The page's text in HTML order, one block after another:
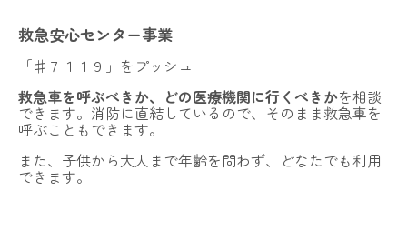
救急安心センター事業
「♯７１１９」をプッシュ
救急車を呼ぶべきか、どの医療機関に行くべきかを相談
できます。消防に直結しているので、そのまま救急車を
呼ぶこともできます。
また、子供から大人まで年齢を問わず、どなたでも利用
できます。